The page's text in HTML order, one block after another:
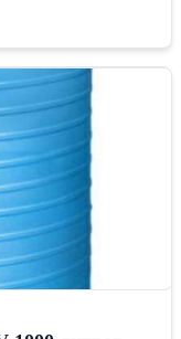
гранулированных,
веществ.
и методом
(УФ)
с дыхательным
В стандартной
и штуцер 3/4". В
отверстие 34 мм.
под воду в дом
питьевой воды
экспертное